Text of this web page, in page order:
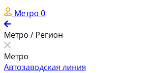
Метро 0
Метро / Регион
Метро
Автозаводская линия